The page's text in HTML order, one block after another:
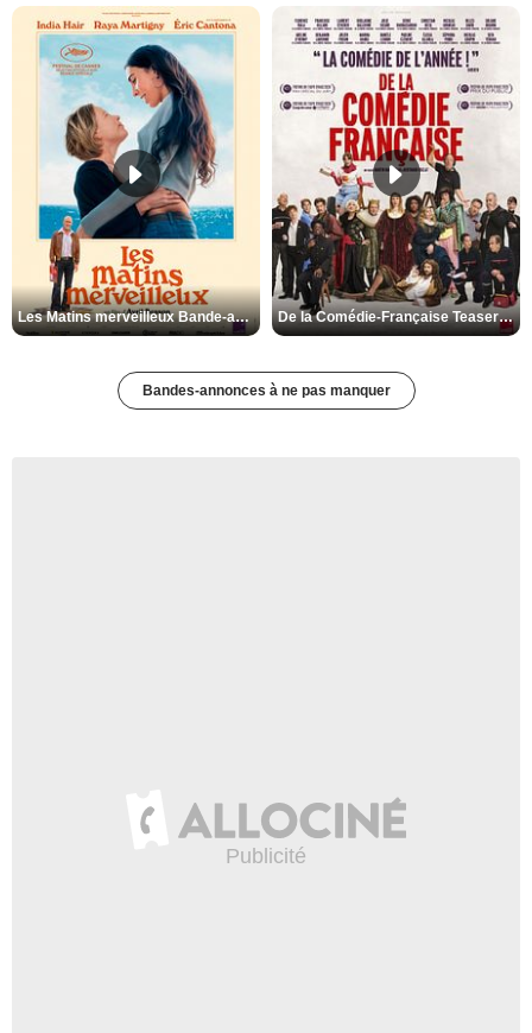
Les Matins merveilleux Bande-annonce VF De la Comédie-Française Teaser VF
Bandes-annonces à ne pas manquer